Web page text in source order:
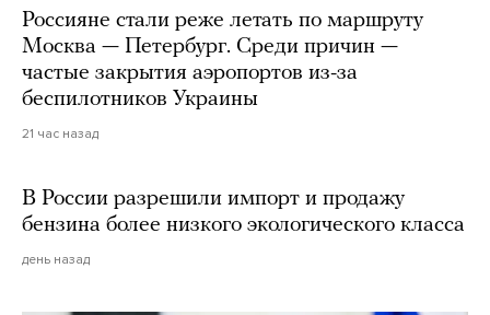
Россияне стали реже летать по маршруту
Москва — Петербург. Среди причин —
частые закрытия аэропортов из-за
беспилотников Украины
21 час назад
В России разрешили импорт и продажу
бензина более низкого экологического класса
день назад